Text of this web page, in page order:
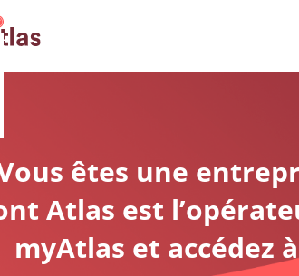
êtes une
Atlas est
myAtlas et accédez